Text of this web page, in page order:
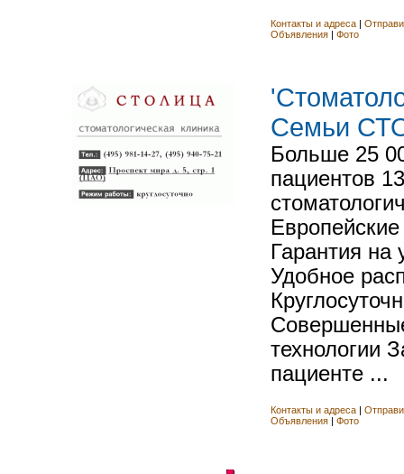
Контакты и адреса |
Объявления | Фото
Семьи
Больше 25
пациентов
Гарантия на
Удобное
технологии
пациенте ...
Контакты и адреса |
Объявления | Фото